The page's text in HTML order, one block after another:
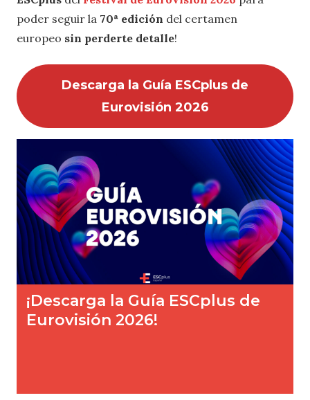
poder seguir la 70ª edición del certamen
europeo sin perderte detalle!
Descarga la Guía ESCplus de
Eurovisión 2026